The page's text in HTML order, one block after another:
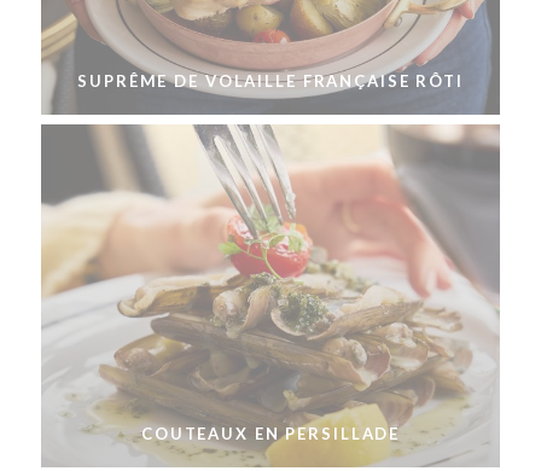
SUPRÊME DE VOLAILLE FRANÇAISE RÔTI
COUTEAUX EN PERSILLADE